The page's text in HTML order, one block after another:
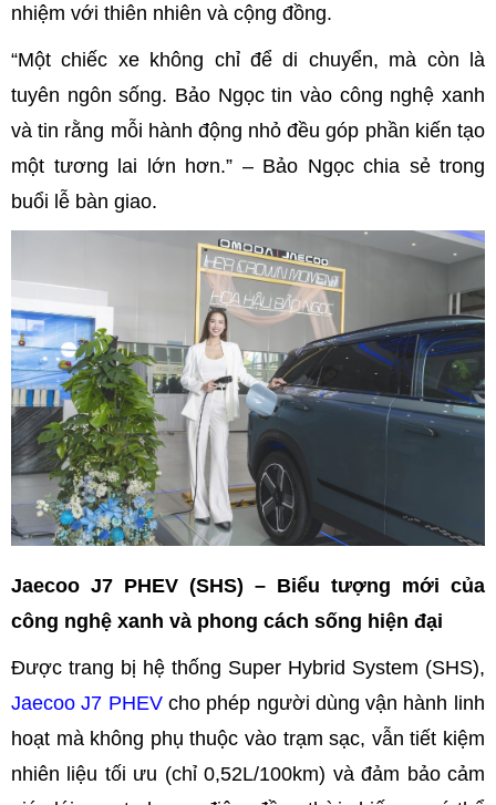
nhiệm với thiên nhiên và cộng đồng.
“Một chiếc xe không chỉ để di chuyển, mà còn là
tuyên ngôn sống. Bảo Ngọc tin vào công nghệ xanh
và tin rằng mỗi hành động nhỏ đều góp phần kiến tạo
một tương lai lớn hơn.” – Bảo Ngọc chia sẻ trong
buổi lễ bàn giao.
Jaecoo J7 PHEV (SHS) – Biểu tượng mới của
công nghệ xanh và phong cách sống hiện đại
Được trang bị hệ thống Super Hybrid System (SHS),
Jaecoo J7 PHEVcho phép người dùng vận hành linh
hoạt mà không phụ thuộc vào trạm sạc, vẫn tiết kiệm
nhiên liệu tối ưu (chỉ 0,52L/100km) và đảm bảo cảm